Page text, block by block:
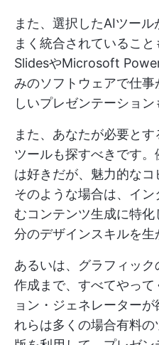
また、選択したAIツー
まく統合されているこ
SlidesやMicrosoft
みのソフトウェアで仕
しいプレゼンテーション
また、あなたが必要と
ツールも探すべきです
は好きだが、魅力的なコ
そのような場合は、イ
むコンテンツ生成に特
分のデザインスキルを生
あるいは、グラフィッ
作成まで、すべてやっ
ョン・ジェネレーター
れらは多くの場合有料